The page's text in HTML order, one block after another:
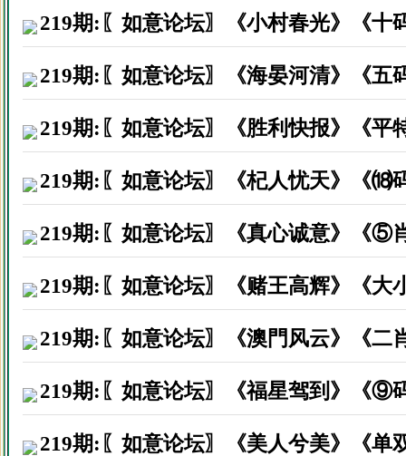
219期:〖如意论坛〗《小村春光》《十
219期:〖如意论坛〗《海晏河清》《五
219期:〖如意论坛〗《胜利快报》《
219期:〖如意论坛〗《杞人忧天》《⒅
219期:〖如意论坛〗《真心诚意》《⑤
219期:〖如意论坛〗《赌王高辉》《大
219期:〖如意论坛〗《澳門风云》《二
219期:〖如意论坛〗《福星驾到》《⑨
219期:〖如意论坛〗《美人兮美》《单